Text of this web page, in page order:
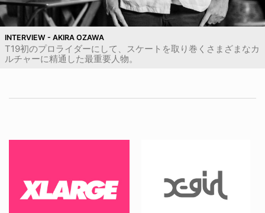
INTERVIEW - AKIRA OZAWA
T19初のプロライダーにして、スケートを取り巻くさまざまなカ
ルチャーに精通した最重要人物。